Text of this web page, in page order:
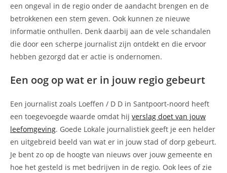
een ongeval in de regio onder de aandacht brengen en de
betrokkenen een stem geven. Ook kunnen ze nieuwe
informatie onthullen. Denk daarbij aan de vele schandalen
die door een scherpe journalist zijn ontdekt en die ervoor
hebben gezorgd dat er actie is ondernomen.
Een oog op wat er in jouw regio gebeurt
Een journalist zoals Loeffen / D D in Santpoort-noord heeft
een toegevoegde waarde omdat hij verslag doet van jouw
leefomgeving. Goede Lokale journalistiek geeft je een helder
en uitgebreid beeld van wat er in jouw stad of dorp gebeurt.
Je bent zo op de hoogte van nieuws over jouw gemeente en
hoe het gesteld is met bedrijven in de regio. Ook lees of zie